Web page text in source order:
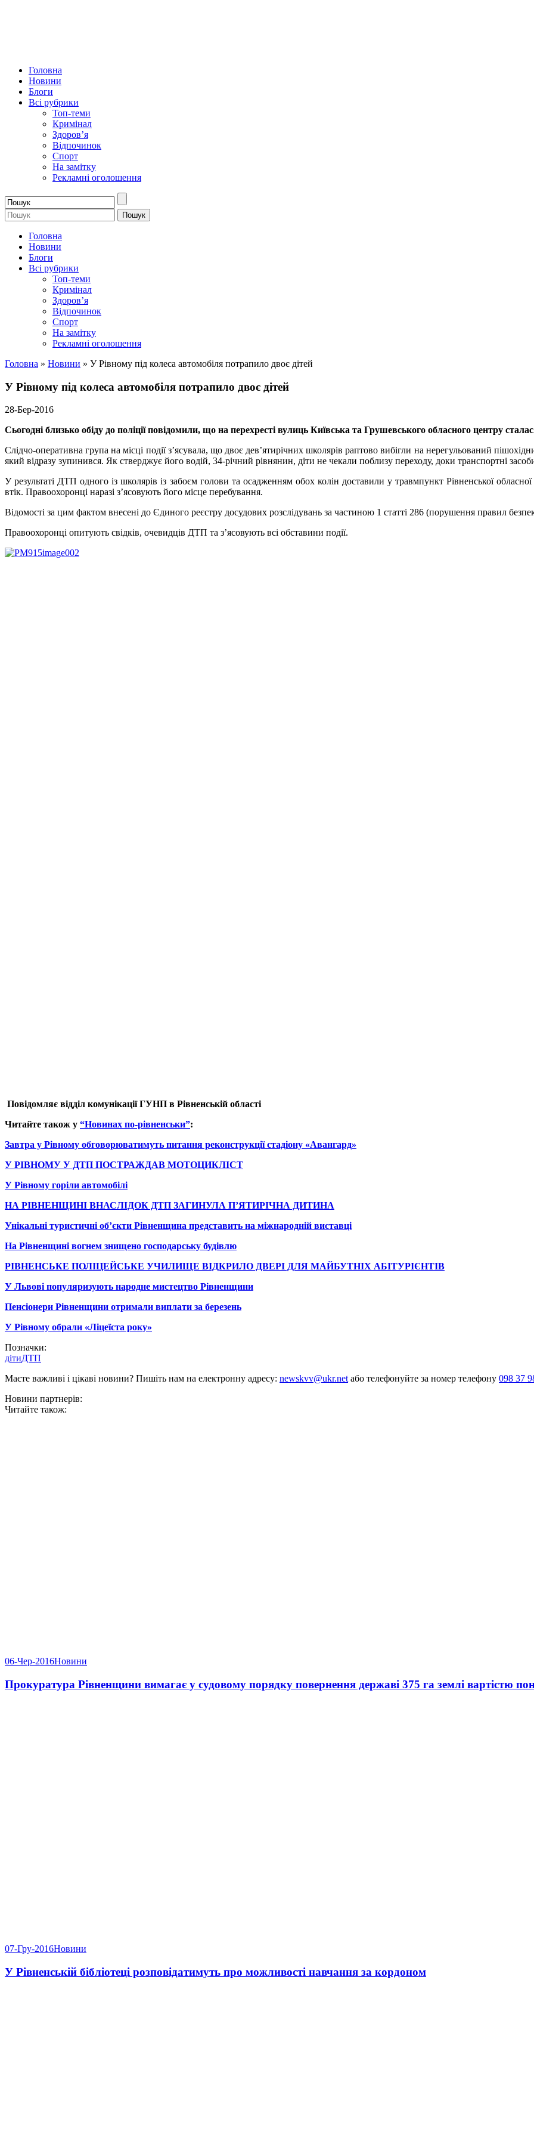
Головна
Новини
Блоги
Всі рубрики
Топ-теми
Кримінал
Здоров’я
Відпочинок
Спорт
На замітку
Рекламні оголошення
Головна
Новини
Блоги
Всі рубрики
Топ-теми
Кримінал
Здоров’я
Відпочинок
Спорт
На замітку
Рекламні оголошення
Головна » Новини » У Рівному під колеса автомобіля потрапило двоє дітей
У Рівному під колеса автомобіля потрапило двоє дітей
28-Бер-2016
Сьогодні близько обіду до поліції повідомили, що на перехресті вулиць Київська та Грушевського обласного центру
Слідчо-оперативна група на місці події з’ясувала, що двоє дев’ятирічних школярів раптово вибігли на нерегульований
який відразу зупинився. Як стверджує його водій, 34-річний рівнянин, діти не чекали поблизу переходу, доки транспортні
У результаті ДТП одного із школярів із забоєм голови та осадженням обох колін доставили у травмпункт Рівненської
втік. Правоохоронці наразі з’ясовують його місце перебування.
Відомості за цим фактом внесені до Єдиного реєстру досудових розслідувань за частиною 1 статті 286 (порушення правил
Правоохоронці опитують свідків, очевидців ДТП та з’ясовують всі обставини події.
Повідомляє відділ комунікаціїГУНП в Рівненській області
Читайте також у “Новинах по-рівненськи”:
Завтра у Рівному обговорюватимуть питання реконструкції стадіону «Авангард»
У РІВНОМУ У ДТП ПОСТРАЖДАВ МОТОЦИКЛІСТ
У Рівному горіли автомобілі
НА РІВНЕНЩИНІ ВНАСЛІДОК ДТП ЗАГИНУЛА П’ЯТИРІЧНА ДИТИНА
Унікальні туристичні об’єкти Рівненщина представить на міжнародній виставці
На Рівненщині вогнем знищено господарську будівлю
РІВНЕНСЬКЕ ПОЛІЦЕЙСЬКЕ УЧИЛИЩЕ ВІДКРИЛО ДВЕРІ ДЛЯ МАЙБУТНІХ АБІТУРІЄНТІВ
У Львові популяризують народне мистецтво Рівненщини
Пенсіонери Рівненщини отримали виплати за березень
У Рівному обрали «Ліцеїста року»
Позначки:
дітиДТП
Маєте важливі і цікаві новини? Пишіть нам на електронну адресу: newskvv@ukr.netабо телефонуйте за номер телефону 098 37
Новини партнерів:
Читайте також:
06-Чер-2016Новини
Прокуратура Рівненщини вимагає у судовому порядку повернення державі 375 га землі вартістю
07-Гру-2016Новини
У Рівненській бібліотеці розповідатимуть про можливості навчання за кордоном